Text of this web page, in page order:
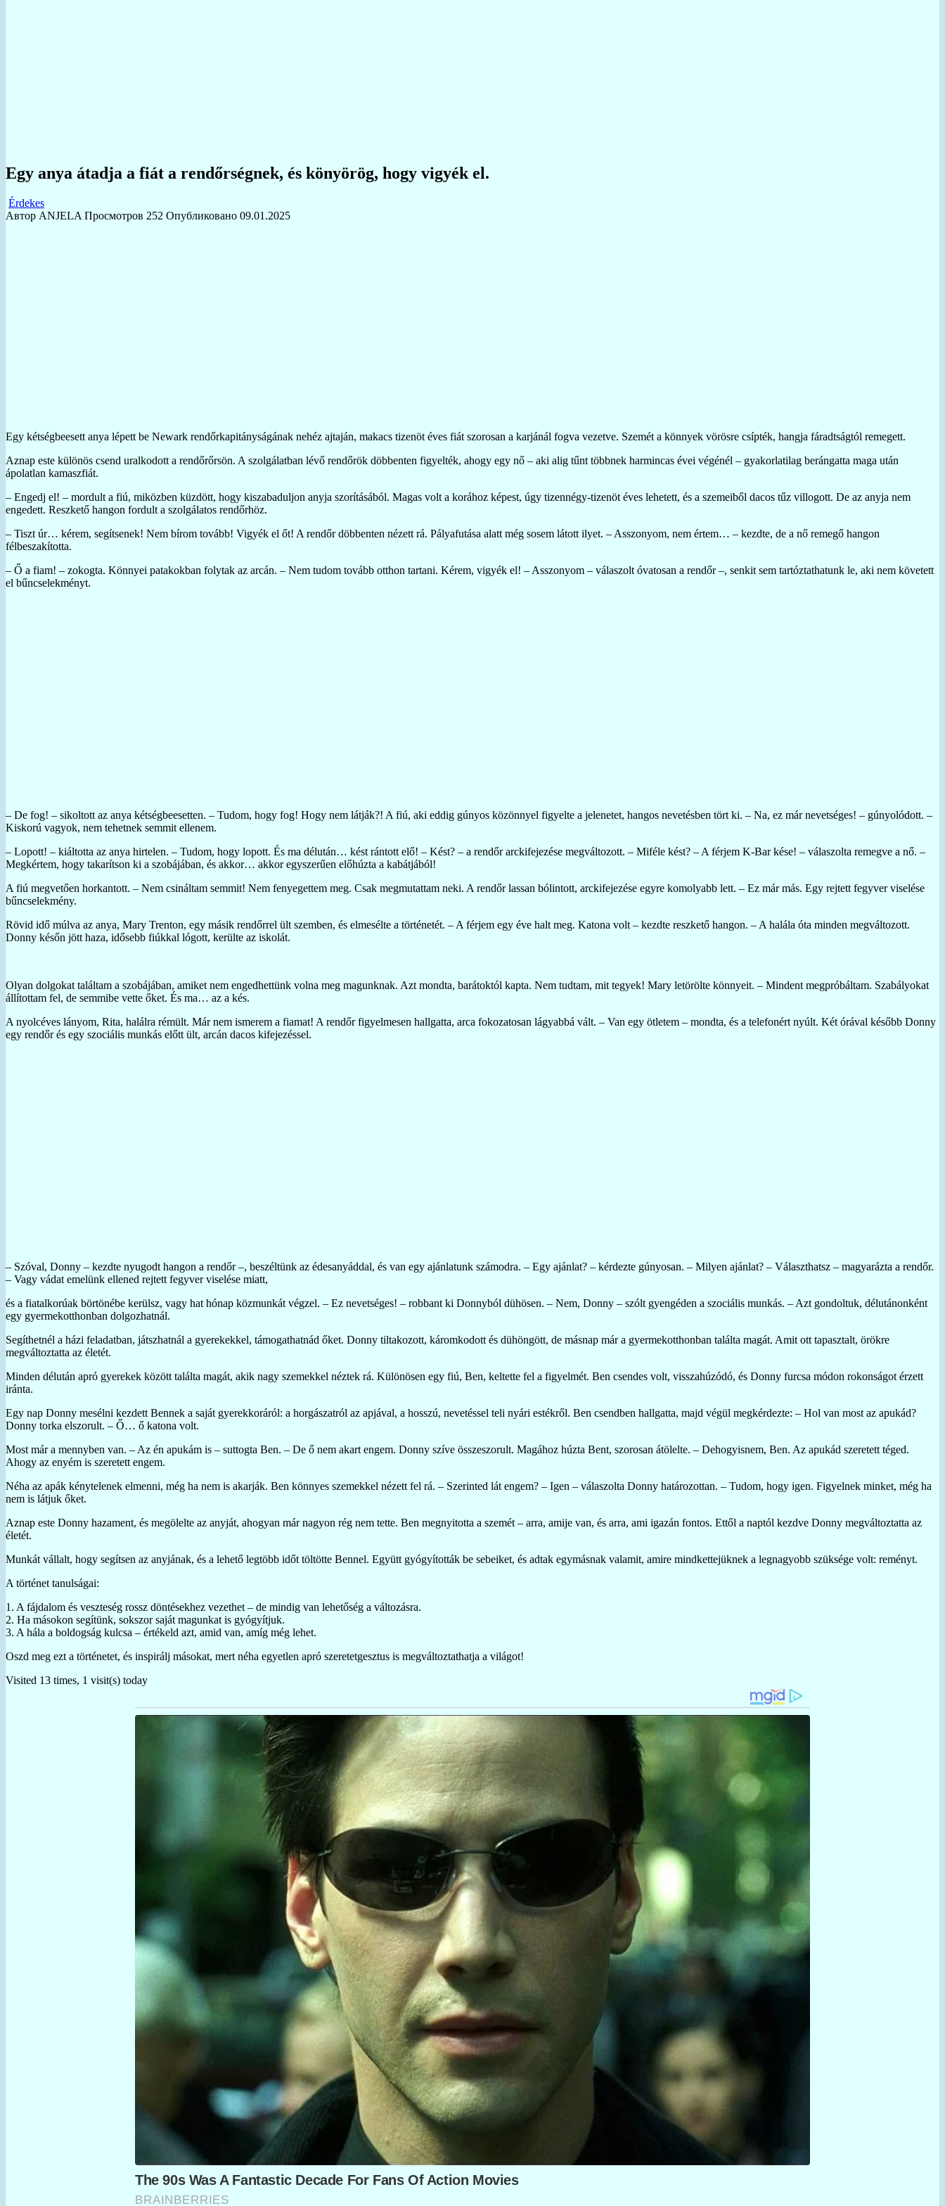
Egy anya átadja a fiát a rendőrségnek, és könyörög, hogy vigyék el.
Érdekes
Автор ANJELA Просмотров 252 Опубликовано 09.01.2025
Egy kétségbeesett anya lépett be Newark rendőrkapitányságának nehéz ajtaján, makacs tizenöt éves fiát szorosan a karjánál fogva vezetve. Szemét a könnyek vörösre csípték, hangja fáradtságtól remegett.
Aznap este különös csend uralkodott a rendőrőrsön. A szolgálatban lévő rendőrök döbbenten figyelték, ahogy egy nő – aki alig tűnt többnek harmincas évei végénél – gyakorlatilag berángatta maga után
ápolatlan kamaszfiát.
– Engedj el! – mordult a fiú, miközben küzdött, hogy kiszabaduljon anyja szorításából. Magas volt a korához képest, úgy tizennégy-tizenöt éves lehetett, és a szemeiből dacos tűz villogott. De az anyja nem
engedett. Reszkető hangon fordult a szolgálatos rendőrhöz.
– Tiszt úr… kérem, segítsenek! Nem bírom tovább! Vigyék el őt! A rendőr döbbenten nézett rá. Pályafutása alatt még sosem látott ilyet. – Asszonyom, nem értem… – kezdte, de a nő remegő hangon
félbeszakította.
– Ő a fiam! – zokogta. Könnyei patakokban folytak az arcán. – Nem tudom tovább otthon tartani. Kérem, vigyék el! – Asszonyom – válaszolt óvatosan a rendőr –, senkit sem tartóztathatunk le, aki nem követett
el bűncselekményt.
– De fog! – sikoltott az anya kétségbeesetten. – Tudom, hogy fog! Hogy nem látják?! A fiú, aki eddig gúnyos közönnyel figyelte a jelenetet, hangos nevetésben tört ki. – Na, ez már nevetséges! – gúnyolódott. –
Kiskorú vagyok, nem tehetnek semmit ellenem.
– Lopott! – kiáltotta az anya hirtelen. – Tudom, hogy lopott. És ma délután… kést rántott elő! – Kést? – a rendőr arckifejezése megváltozott. – Miféle kést? – A férjem K-Bar kése! – válaszolta remegve a nő. –
Megkértem, hogy takarítson ki a szobájában, és akkor… akkor egyszerűen előhúzta a kabátjából!
A fiú megvetően horkantott. – Nem csináltam semmit! Nem fenyegettem meg. Csak megmutattam neki. A rendőr lassan bólintott, arckifejezése egyre komolyabb lett. – Ez már más. Egy rejtett fegyver viselése
bűncselekmény.
Rövid idő múlva az anya, Mary Trenton, egy másik rendőrrel ült szemben, és elmesélte a történetét. – A férjem egy éve halt meg. Katona volt – kezdte reszkető hangon. – A halála óta minden megváltozott.
Donny későn jött haza, idősebb fiúkkal lógott, kerülte az iskolát.
Olyan dolgokat találtam a szobájában, amiket nem engedhettünk volna meg magunknak. Azt mondta, barátoktól kapta. Nem tudtam, mit tegyek! Mary letörölte könnyeit. – Mindent megpróbáltam. Szabályokat
állítottam fel, de semmibe vette őket. És ma… az a kés.
A nyolcéves lányom, Rita, halálra rémült. Már nem ismerem a fiamat! A rendőr figyelmesen hallgatta, arca fokozatosan lágyabbá vált. – Van egy ötletem – mondta, és a telefonért nyúlt. Két órával később Donny
egy rendőr és egy szociális munkás előtt ült, arcán dacos kifejezéssel.
– Szóval, Donny – kezdte nyugodt hangon a rendőr –, beszéltünk az édesanyáddal, és van egy ajánlatunk számodra. – Egy ajánlat? – kérdezte gúnyosan. – Milyen ajánlat? – Választhatsz – magyarázta a rendőr.
– Vagy vádat emelünk ellened rejtett fegyver viselése miatt,
és a fiatalkorúak börtönébe kerülsz, vagy hat hónap közmunkát végzel. – Ez nevetséges! – robbant ki Donnyból dühösen. – Nem, Donny – szólt gyengéden a szociális munkás. – Azt gondoltuk, délutánonként
egy gyermekotthonban dolgozhatnál.
Segíthetnél a házi feladatban, játszhatnál a gyerekekkel, támogathatnád őket. Donny tiltakozott, káromkodott és dühöngött, de másnap már a gyermekotthonban találta magát. Amit ott tapasztalt, örökre
megváltoztatta az életét.
Minden délután apró gyerekek között találta magát, akik nagy szemekkel néztek rá. Különösen egy fiú, Ben, keltette fel a figyelmét. Ben csendes volt, visszahúzódó, és Donny furcsa módon rokonságot érzett
iránta.
Egy nap Donny mesélni kezdett Bennek a saját gyerekkoráról: a horgászatról az apjával, a hosszú, nevetéssel teli nyári estékről. Ben csendben hallgatta, majd végül megkérdezte: – Hol van most az apukád?
Donny torka elszorult. – Ő… ő katona volt.
Most már a mennyben van. – Az én apukám is – suttogta Ben. – De ő nem akart engem. Donny szíve összeszorult. Magához húzta Bent, szorosan átölelte. – Dehogyisnem, Ben. Az apukád szeretett téged.
Ahogy az enyém is szeretett engem.
Néha az apák kénytelenek elmenni, még ha nem is akarják. Ben könnyes szemekkel nézett fel rá. – Szerinted lát engem? – Igen – válaszolta Donny határozottan. – Tudom, hogy igen. Figyelnek minket, még ha
nem is látjuk őket.
Aznap este Donny hazament, és megölelte az anyját, ahogyan már nagyon rég nem tette. Ben megnyitotta a szemét – arra, amije van, és arra, ami igazán fontos. Ettől a naptól kezdve Donny megváltoztatta az
életét.
Munkát vállalt, hogy segítsen az anyjának, és a lehető legtöbb időt töltötte Bennel. Együtt gyógyították be sebeiket, és adtak egymásnak valamit, amire mindkettejüknek a legnagyobb szüksége volt: reményt.
A történet tanulságai:
1. A fájdalom és veszteség rossz döntésekhez vezethet – de mindig van lehetőség a változásra.
2. Ha másokon segítünk, sokszor saját magunkat is gyógyítjuk.
3. A hála a boldogság kulcsa – értékeld azt, amid van, amíg még lehet.
Oszd meg ezt a történetet, és inspirálj másokat, mert néha egyetlen apró szeretetgesztus is megváltoztathatja a világot!
Visited 13 times, 1 visit(s) today